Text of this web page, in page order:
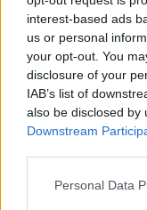
interest-based ads
us or personal
your opt-out. You
disclosure of your
IAB’s list of
also be disclosed by
Downstream
Personal Data
*Execuția
Guvernul
crescut! Sunt
din ultimul